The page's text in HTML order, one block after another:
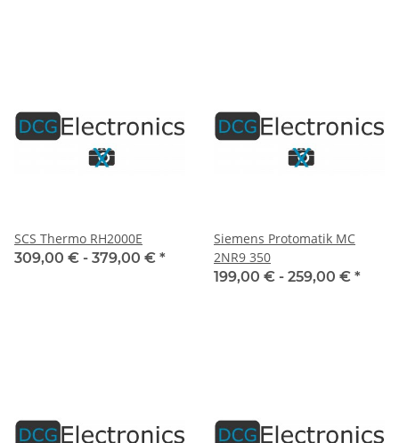
SCS Thermo RH2000E
309,00 € - 379,00 € *
Siemens Protomatik MC
2NR9 350
199,00 € - 259,00 € *